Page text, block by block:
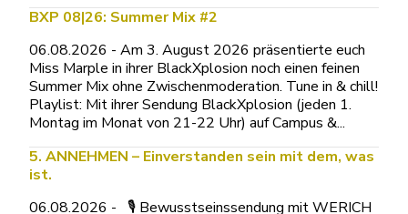
BXP 08|26: Summer Mix #2
06.08.2026 - Am 3. August 2026 präsentierte euch
Miss Marple in ihrer BlackXplosion noch einen feinen
Summer Mix ohne Zwischenmoderation. Tune in & chill!
Playlist: Mit ihrer Sendung BlackXplosion (jeden 1.
Montag im Monat von 21-22 Uhr) auf Campus &...
5. ANNEHMEN – Einverstanden sein mit dem, was
ist.
06.08.2026 - 🎙 Bewusstseinssendung mit WERICH